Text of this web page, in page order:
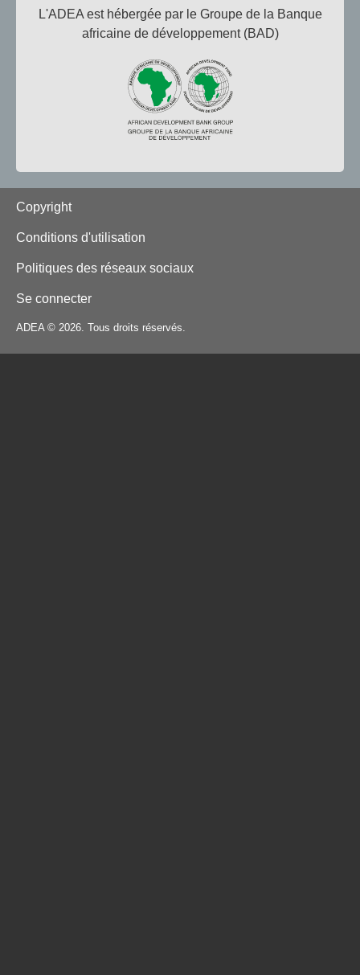
L'ADEA est hébergée par le Groupe de la Banque
africaine de développement (BAD)
Footer
Copyright
Conditions d'utilisation
Politiques des réseaux sociaux
Se connecter
ADEA © 2026. Tous droits réservés.